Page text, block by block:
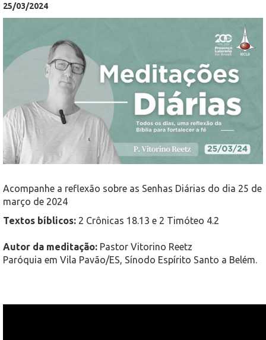
25/03/2024
Acompanhe a reflexão sobre as Senhas Diárias do dia 25 de
março de 2024
Textos bíblicos: 2 Crônicas 18.13 e 2 Timóteo 4.2
Autor da meditação: Pastor Vitorino Reetz
Paróquia em Vila Pavão/ES, Sínodo Espírito Santo a Belém.